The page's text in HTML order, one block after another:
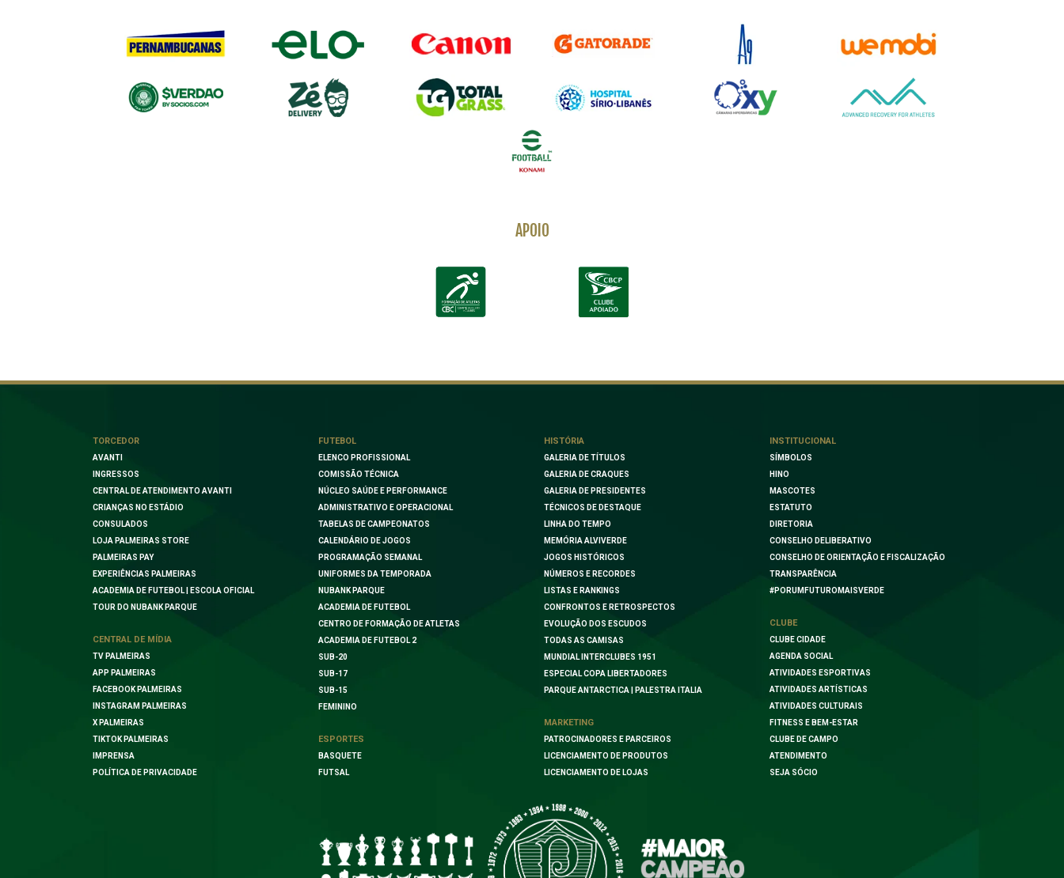
APOIO
TORCEDOR
AVANTI
INGRESSOS
CENTRAL DE ATENDIMENTO AVANTI
CRIANÇAS NO ESTÁDIO
CONSULADOS
LOJA PALMEIRAS STORE
PALMEIRAS PAY
EXPERIÊNCIAS PALMEIRAS
ACADEMIA DE FUTEBOL | ESCOLA OFICIAL
TOUR DO NUBANK PARQUE
CENTRAL DE MÍDIA
TV PALMEIRAS
APP PALMEIRAS
FACEBOOK PALMEIRAS
INSTAGRAM PALMEIRAS
X PALMEIRAS
TIKTOK PALMEIRAS
IMPRENSA
POLÍTICA DE PRIVACIDADE
FUTEBOL
ELENCO PROFISSIONAL
COMISSÃO TÉCNICA
NÚCLEO SAÚDE E PERFORMANCE
ADMINISTRATIVO E OPERACIONAL
TABELAS DE CAMPEONATOS
CALENDÁRIO DE JOGOS
PROGRAMAÇÃO SEMANAL
UNIFORMES DA TEMPORADA
NUBANK PARQUE
ACADEMIA DE FUTEBOL
CENTRO DE FORMAÇÃO DE ATLETAS
ACADEMIA DE FUTEBOL 2
SUB-20
SUB-17
SUB-15
FEMININO
ESPORTES
BASQUETE
FUTSAL
HISTÓRIA
GALERIA DE TÍTULOS
GALERIA DE CRAQUES
GALERIA DE PRESIDENTES
TÉCNICOS DE DESTAQUE
LINHA DO TEMPO
MEMÓRIA ALVIVERDE
JOGOS HISTÓRICOS
NÚMEROS E RECORDES
LISTAS E RANKINGS
CONFRONTOS E RETROSPECTOS
EVOLUÇÃO DOS ESCUDOS
TODAS AS CAMISAS
MUNDIAL INTERCLUBES 1951
ESPECIAL COPA LIBERTADORES
PARQUE ANTARCTICA | PALESTRA ITALIA
MARKETING
PATROCINADORES E PARCEIROS
LICENCIAMENTO DE PRODUTOS
LICENCIAMENTO DE LOJAS
INSTITUCIONAL
SÍMBOLOS
HINO
MASCOTES
ESTATUTO
DIRETORIA
CONSELHO DELIBERATIVO
CONSELHO DE ORIENTAÇÃO E FISCALIZAÇÃO
TRANSPARÊNCIA
#PORUMFUTUROMAISVERDE
CLUBE
CLUBE CIDADE
AGENDA SOCIAL
ATIVIDADES ESPORTIVAS
ATIVIDADES ARTÍSTICAS
ATIVIDADES CULTURAIS
FITNESS E BEM-ESTAR
CLUBE DE CAMPO
ATENDIMENTO
SEJA SÓCIO